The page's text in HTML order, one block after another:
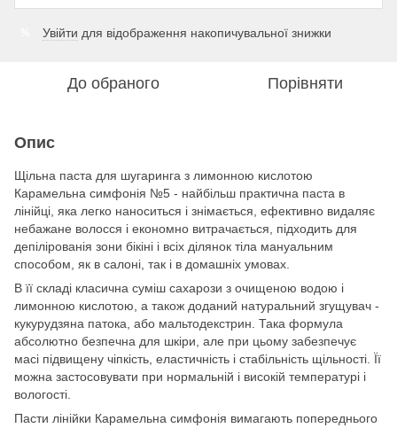
Увійти для відображення накопичувальної знижки
До обраного Порівняти
Опис
Щільна паста для шугаринга з лимонною кислотою
Карамельна симфонія №5 - найбільш практична паста в
лінійці, яка легко наноситься і знімається, ефективно видаляє
небажане волосся і економно витрачається, підходить для
депілірованія зони бікіні і всіх ділянок тіла мануальним
способом, як в салоні, так і в домашніх умовах.
В її складі класична суміш сахарози з очищеною водою і
лимонною кислотою, а також доданий натуральний згущувач -
кукурудзяна патока, або мальтодекстрин. Така формула
абсолютно безпечна для шкіри, але при цьому забезпечує
масі підвищену чіпкість, еластичність і стабільність щільності. Її
можна застосовувати при нормальній і високій температурі і
вологості.
Пасти лінійки Карамельна симфонія вимагають попереднього